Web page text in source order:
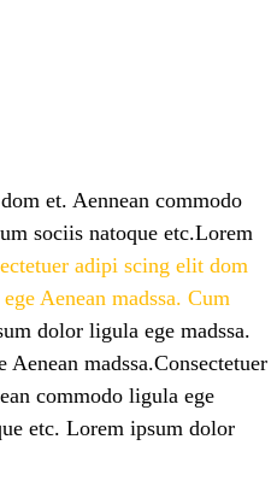
et. Aennean commodo
sociis natoque etc.Lorem
adipi scing elit dom
Aenean madssa. Cum
dolor ligula ege madssa.
madssa.Consectetuer
commodo ligula ege
etc. Lorem ipsum dolor